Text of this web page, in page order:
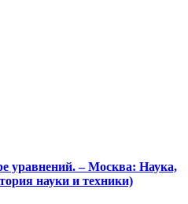
уравнений. – Москва: Наука,
науки и техники)